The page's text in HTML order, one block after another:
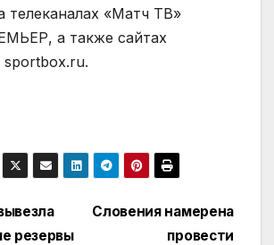
телеканалах «Матч ТВ»
а также сайтах
sportbox.ru.
Словения намерена
провести
резервы